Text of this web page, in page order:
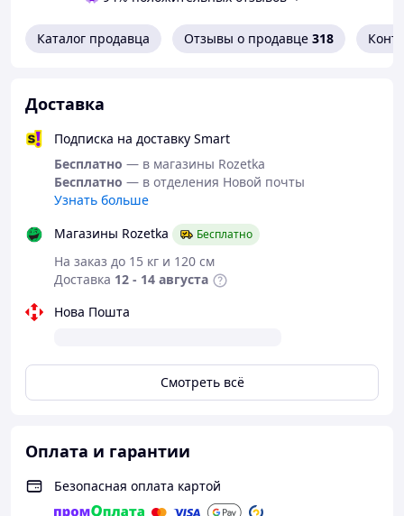
малых помещениях.
ручка.
Идеальный вариант для путешествий, дачи или
офиса.
Характеристики:
Тип загрузки: верхняя загрузка
Питание: от сети
Мощность: 50Вт
Напряжение: 220В
Размер: ‎36,5 х 38 х 22 см
Цвет: синий
Каталог продавца Отзывы о продавце 318
Доставка
Подписка на доставку Smart
Бесплатно — в магазины Rozetka
Бесплатно — в отделения Новой почты
Узнать больше
Магазины Rozetka
Бесплатно
На заказ до 15 кг и 120 см
Доставка 12 - 14 августа
Нова Пошта
Смотреть всё
Оплата и гарантии
Безопасная оплата картой